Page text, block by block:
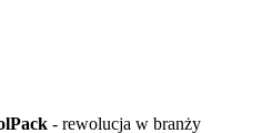
- rewolucja w branży